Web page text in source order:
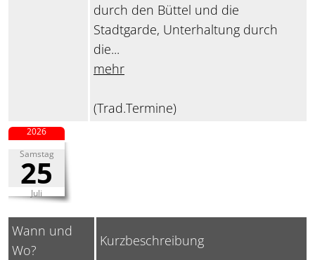
durch den Büttel und die
Stadtgarde, Unterhaltung durch
die...
mehr
(Trad.Termine)
Samstag
25
Juli
2026
Wann und
Wo?
Kurzbeschreibung